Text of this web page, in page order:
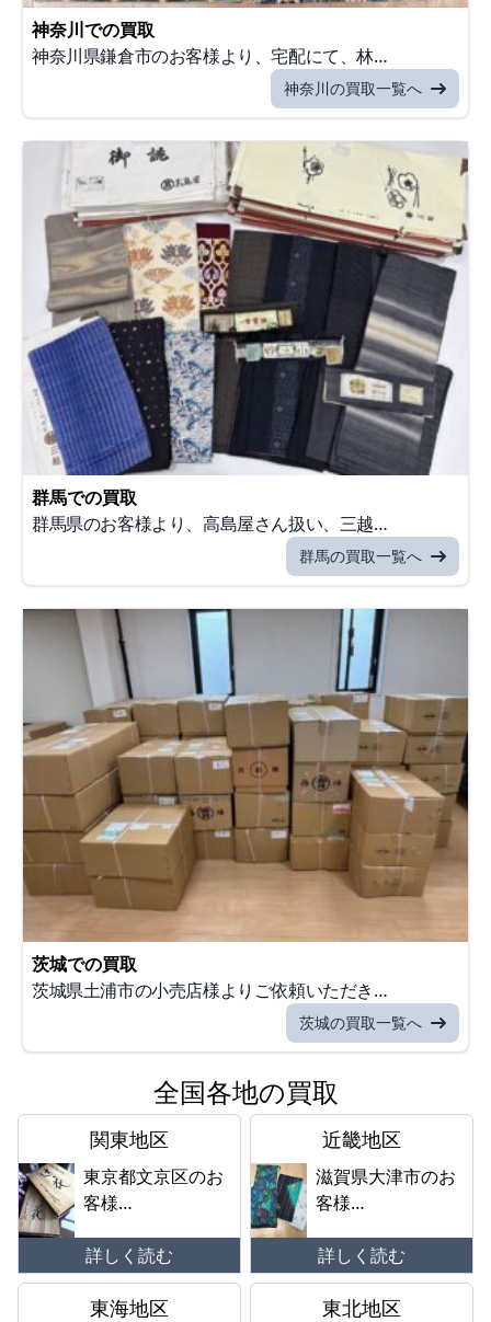
神奈川での買取
神奈川県鎌倉市のお客様より、宅配にて、林…
神奈川の買取一覧へ
群馬での買取
群馬県のお客様より、高島屋さん扱い、三越…
群馬の買取一覧へ
茨城での買取
茨城県土浦市の小売店様よりご依頼いただき…
茨城の買取一覧へ
全国各地の買取
関東地区
東京都文京区のお
客様…
詳しく読む
近畿地区
滋賀県大津市のお
客様…
詳しく読む
東海地区 東北地区